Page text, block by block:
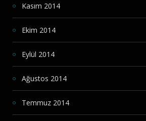
Kasım 2014
Ekim 2014
Eylül 2014
Ağustos 2014
Temmuz 2014